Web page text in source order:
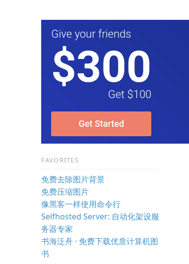
FAVORITES
免费去除图片背景
免费压缩图片
像黑客一样使用命令行
Selfhosted Server: 自动化架设服
务器专家
书海泛舟 · 免费下载优质计算机图
书